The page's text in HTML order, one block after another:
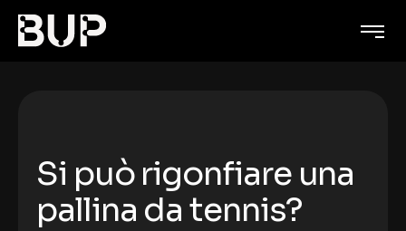
Si può rigonfiare una
pallina da tennis?